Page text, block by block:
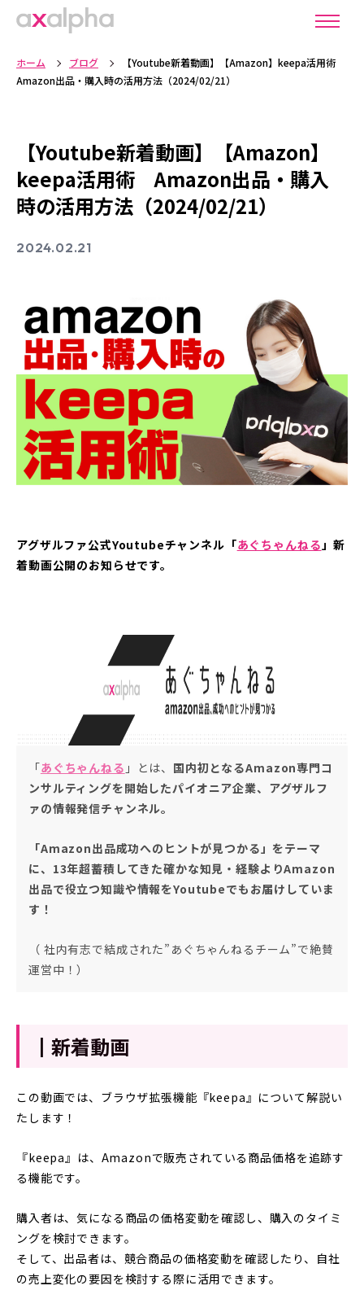
ホーム ブログ
【Youtube新着動画】【Amazon】keepa活用術
Amazon出品・購入時の活用方法（2024/02/21）
【Youtube新着動画】【Amazon】
keepa活用術 Amazon出品・購入
時の活用方法（2024/02/21）
2024.02.21
アグザルファ公式Youtubeチャンネル「あぐちゃんねる 」新
着動画公開のお知らせです。
「あぐちゃんねる 」とは、 国内初となるAmazon専門コ
ンサルティングを開始したパイオニア企業、アグザルフ
ァの情報発信チャンネル。
「Amazon出品成功へのヒントが見つかる」をテーマ
に、13年超蓄積してきた確かな知見・経験よりAmazon
出品で役立つ知識や情報をYoutubeでもお届けしていま
す！
（ 社内有志で結成された”あぐちゃんねるチーム”で絶賛
運営中！）
┃新着動画
この動画では、ブラウザ拡張機能『keepa』について解説い
たします！
『keepa』は、Amazonで販売されている商品価格を追跡す
る機能です。
購入者は、気になる商品の価格変動を確認し、購入のタイミ
ングを検討できます。
そして、出品者は、競合商品の価格変動を確認したり、自社
の売上変化の要因を検討する際に活用できます。